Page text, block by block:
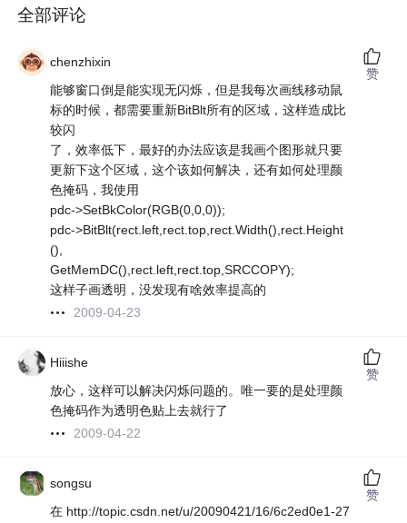
全部评论
chenzhixin
能够窗口倒是能实现无闪烁，但是我每次画线移动鼠
标的时候，都需要重新BitBlt所有的区域，这样造成比
较闪
了，效率低下，最好的办法应该是我画个图形就只要
更新下这个区域，这个该如何解决，还有如何处理颜
色掩码，我使用
pdc->SetBkColor(RGB(0,0,0));
pdc->BitBlt(rect.left,rect.top,rect.Width(),rect.Height
(),
GetMemDC(),rect.left,rect.top,SRCCOPY);
这样子画透明，没发现有啥效率提高的
2009-04-23
赞
Hiiishe
放心，这样可以解决闪烁问题的。唯一要的是处理颜
色掩码作为透明色贴上去就行了
2009-04-22
赞
songsu
在 http://topic.csdn.net/u/20090421/16/6c2ed0e1-27
赞